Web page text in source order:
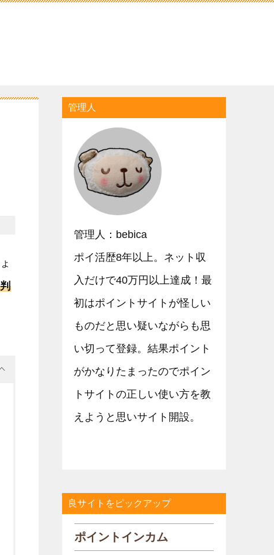
管理人
管理人：bebica
ポイ活歴8年以上。ネット収
入だけで40万円以上達成！最
初はポイントサイトが怪しい
ものだと思い疑いながらも思
い切って登録。結果ポイント
がかなりたまったのでポイン
トサイトの正しい使い方を教
えようと思いサイト開設。
良サイトをピックアップ
ポイントインカム